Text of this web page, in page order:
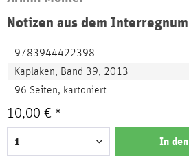
Notizen aus dem Interregnum
9783944422398
Kaplaken, Band 39, 2013
96 Seiten, kartoniert
10,00 € *
In den